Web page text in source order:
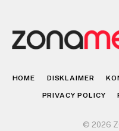
HOME DISKLAIMER
PRIVACY POLICY
© 2026